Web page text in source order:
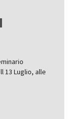
13 Luglio, alle